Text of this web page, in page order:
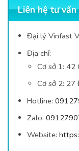
Liên hệ tư vấn
Đại lý Vinfast
Địa chỉ:
Cơ sở 1: 42
Cơ sở 2: 27
Hotline:
Zalo:
Website: